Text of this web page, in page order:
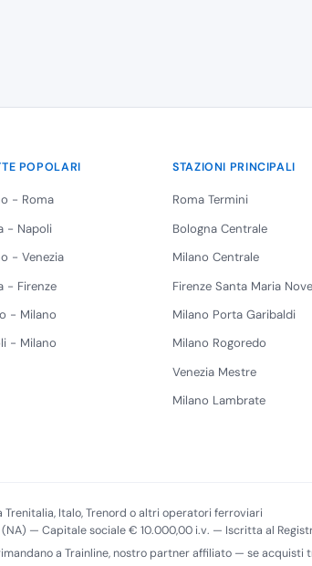
POPOLARI
- Roma
- Napoli
- Venezia
- Firenze
- Milano
- Milano
STAZIONI PRINCIPALI
Roma Termini
Bologna Centrale
Milano Centrale
Firenze Santa Maria
Milano Porta Garibaldi
Milano Rogoredo
Venezia Mestre
Milano Lambrate
Italo, Trenord o altri operatori ferroviari
— Capitale sociale € 10.000,00 i.v. — Iscritta al
a Trainline, nostro partner affiliato — se